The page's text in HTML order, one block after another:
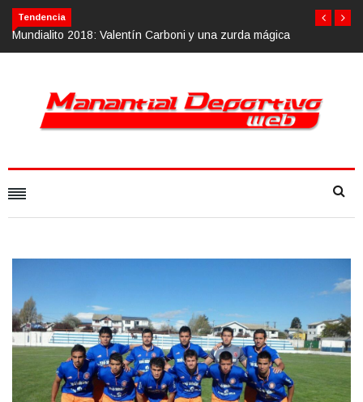
Tendencia
Calvario Race 2018, 10 de noviembre